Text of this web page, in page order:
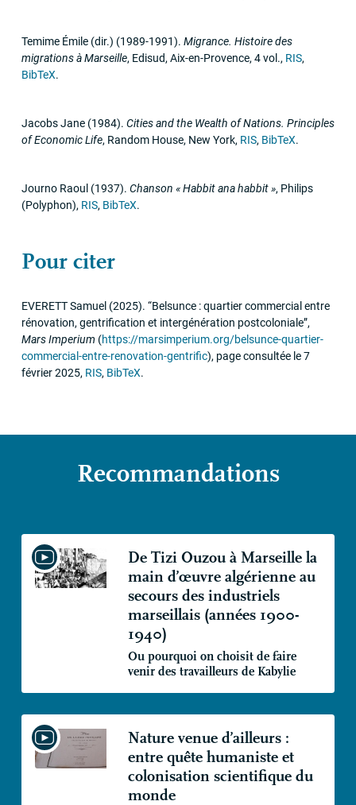
Temime Émile (dir.) (1989-1991). Migrance. Histoire des
migrations à Marseille, Edisud, Aix-en-Provence, 4 vol., RIS,
BibTeX.
Jacobs Jane (1984). Cities and the Wealth of Nations. Principles
of Economic Life, Random House, New York, RIS, BibTeX.
Journo Raoul (1937). Chanson « Habbit ana habbit », Philips
(Polyphon), RIS, BibTeX.
Pour citer
EVERETTSamuel (2025). “Belsunce : quartier commercial entre
rénovation, gentrification et intergénération postcoloniale”,
Mars Imperium (https://marsimperium.org/belsunce-quartier-
commercial-entre-renovation-gentrific), page consultée le 7
février 2025, RIS, BibTeX.
Recommandations
De Tizi Ouzou à Marseille la
main d’œuvre algérienne au
secours des industriels
marseillais (années 1900-
1940)
Ou pourquoi on choisit de faire
venir des travailleurs de Kabylie
Nature venue d’ailleurs :
entre quête humaniste et
colonisation scientifique du
monde